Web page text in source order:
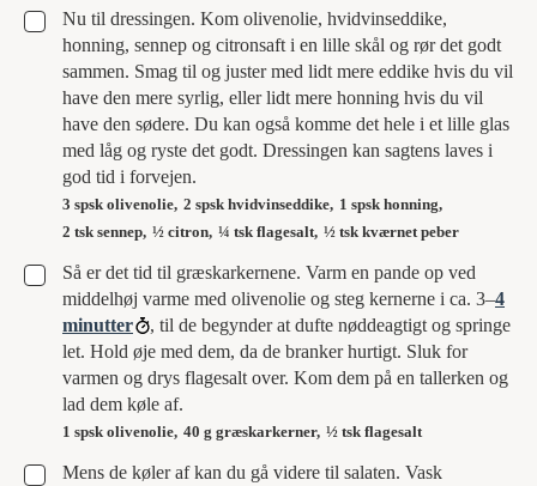
▢
Nu til dressingen. Kom olivenolie, hvidvinseddike,
honning, sennep og citronsaft i en lille skål og rør det godt
sammen. Smag til og juster med lidt mere eddike hvis du vil
have den mere syrlig, eller lidt mere honning hvis du vil
have den sødere. Du kan også komme det hele i et lille glas
med låg og ryste det godt. Dressingen kan sagtens laves i
god tid i forvejen.
3 spsk olivenolie, 2 spsk hvidvinseddike, 1 spsk honning,
2 tsk sennep, ½ citron, ¼ tsk flagesalt, ½ tsk kværnet peber
▢
Så er det tid til græskarkernene. Varm en pande op ved
middelhøj varme med olivenolie og steg kernerne i ca. 3–4
minutter
, til de begynder at dufte nøddeagtigt og springe
let. Hold øje med dem, da de branker hurtigt. Sluk for
varmen og drys flagesalt over. Kom dem på en tallerken og
lad dem køle af.
1 spsk olivenolie, 40 g græskarkerner, ½ tsk flagesalt
▢
Mens de køler af kan du gå videre til salaten. Vask